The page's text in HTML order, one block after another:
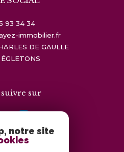
93 34 34
immobilier.fr
DE GAULLE
ÉGLETONS
sur
notre site